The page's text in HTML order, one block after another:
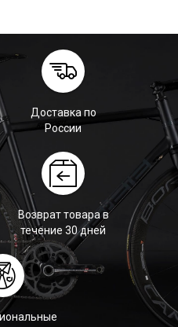
Доставка по
России
Возврат товара в
течение 30 дней